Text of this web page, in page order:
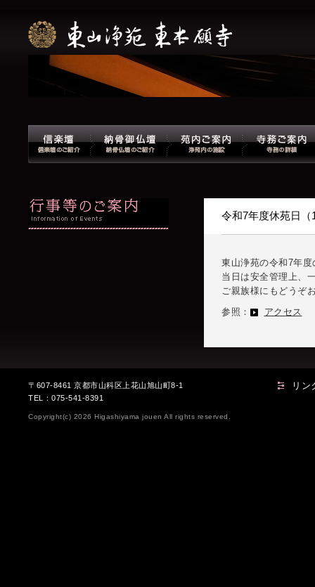
令和7年度休苑日（
東山浄苑の令和7年
当日は安全管理上、
ご親族様にもどうぞ
参照：
アクセス
〒607-8461 京都市山科区上花山旭山町8-1
TEL：075-541-8391
Copyright(c) 2026 Higashiyama jouen All rights reserved.
リン